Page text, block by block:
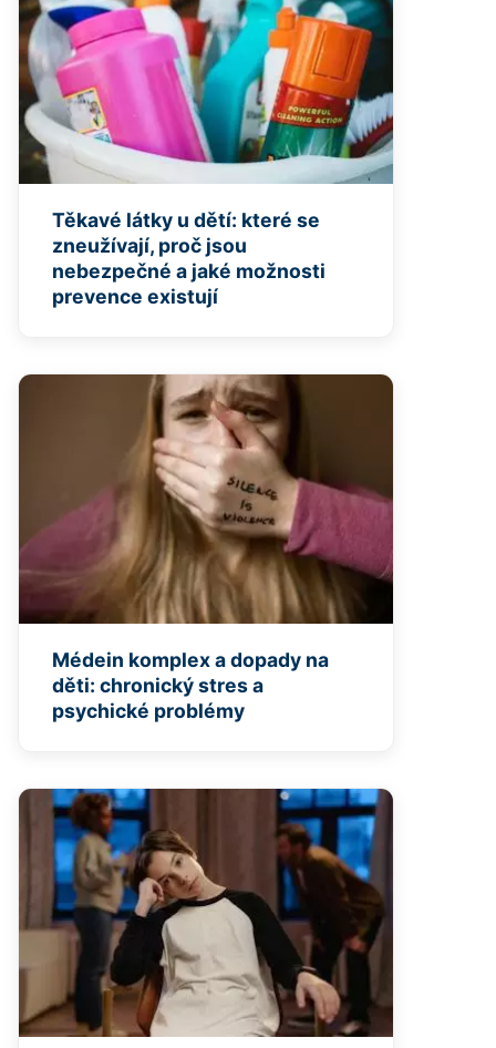
Těkavé látky u dětí: které se
zneužívají, proč jsou
nebezpečné a jaké možnosti
prevence existují
Médein komplex a dopady na
děti: chronický stres a
psychické problémy